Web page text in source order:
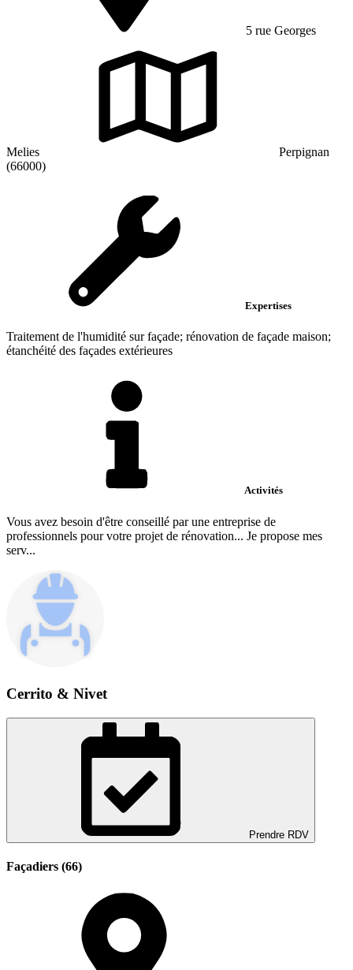
5 rue Georges
Melies
Perpignan
(66000)
Expertises
Traitement de l'humidité sur façade; rénovation de façade maison;
étanchéité des façades extérieures
Activités
Vous avez besoin d'être conseillé par une entreprise de
professionnels pour votre projet de rénovation... Je propose mes
serv...
Cerrito & Nivet
Prendre RDV
Façadiers (66)